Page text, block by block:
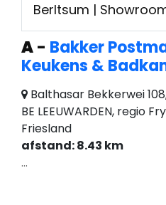
Berltsum |
A- Bakker
Keukens &
Balthasar Bekkerwei
BE LEEUWARDEN, regio
Friesland
afstand: 8.43 km
...